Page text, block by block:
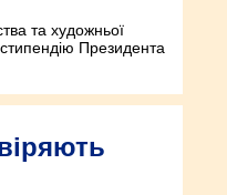
та художньої
Президента